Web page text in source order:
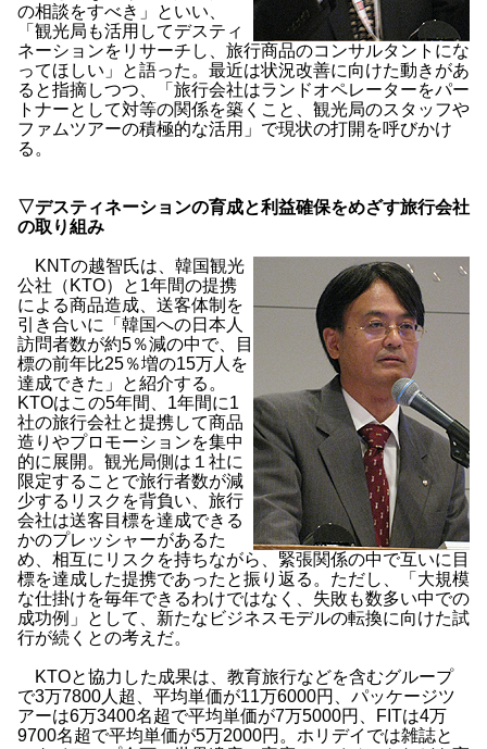
の相談をすべき」といい、
「観光局も活用してデスティ
ネーションをリサーチし、旅行商品のコンサルタントにな
ってほしい」と語った。最近は状況改善に向けた動きがあ
ると指摘しつつ、「旅行会社はランドオペレーターをパー
トナーとして対等の関係を築くこと、観光局のスタッフや
ファムツアーの積極的な活用」で現状の打開を呼びかけ
る。
▽デスティネーションの育成と利益確保をめざす旅行会社
の取り組み
KNTの越智氏は、韓国観光
公社（KTO）と1年間の提携
による商品造成、送客体制を
引き合いに「韓国への日本人
訪問者数が約5％減の中で、目
標の前年比25％増の15万人を
達成できた」と紹介する。
KTOはこの5年間、1年間に1
社の旅行会社と提携して商品
造りやプロモーションを集中
的に展開。観光局側は１社に
限定することで旅行者数が減
少するリスクを背負い、旅行
会社は送客目標を達成できる
かのプレッシャーがあるた
め、相互にリスクを持ちながら、緊張関係の中で互いに目
標を達成した提携であったと振り返る。ただし、「大規模
な仕掛けを毎年できるわけではなく、失敗も数多い中での
成功例」として、新たなビジネスモデルの転換に向けた試
行が続くとの考えだ。
KTOと協力した成果は、教育旅行などを含むグループ
で3万7800人超、平均単価が11万6000円、パッケージツ
アーは6万3400名超で平均単価が7万5000円、FITは4万
9700名超で平均単価が5万2000円。ホリデイでは雑誌と